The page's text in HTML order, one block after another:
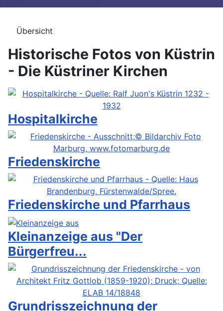
Übersicht
Historische Fotos von Küstrin
- Die Küstriner Kirchen
Hospitalkirche
Friedenskirche
Friedenskirche und Pfarrhaus
Kleinanzeige aus "Der
Bürgerfreu...
Grundrisszeichnung der